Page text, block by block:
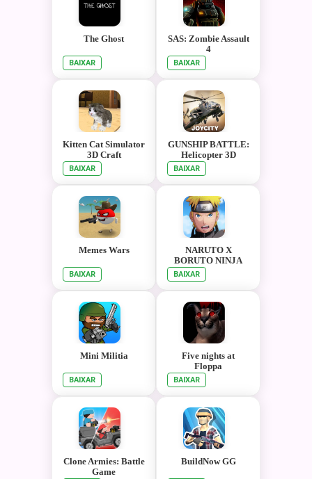
The Ghost
BAIXAR
SAS: Zombie Assault
4
BAIXAR
Kitten Cat Simulator
3D Craft
BAIXAR
GUNSHIP BATTLE:
Helicopter 3D
BAIXAR
Memes Wars
BAIXAR
NARUTO X
BORUTO NINJA
VOLTAGE
BAIXAR
Mini Militia
BAIXAR
Five nights at
Floppa
BAIXAR
Clone Armies: Battle
Game
BuildNow GG